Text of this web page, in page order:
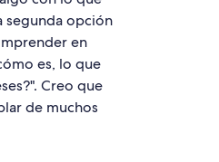
segunda opción
en
es, lo que
Creo que
de muchos